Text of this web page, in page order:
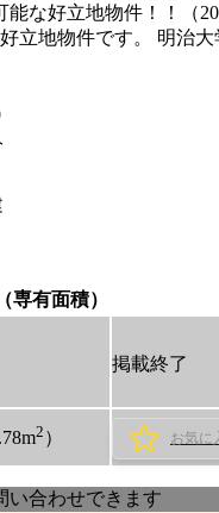
な好立地物件！！（
立地物件です。 明治
専有面積）
掲載終了
2 ） お気に
い合わせできます